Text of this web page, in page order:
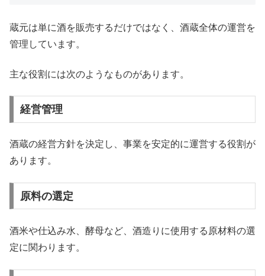
蔵元は単に酒を販売するだけではなく、酒蔵全体の運営を
管理しています。
主な役割には次のようなものがあります。
経営管理
酒蔵の経営方針を決定し、事業を安定的に運営する役割が
あります。
原料の選定
酒米や仕込み水、酵母など、酒造りに使用する原材料の選
定に関わります。